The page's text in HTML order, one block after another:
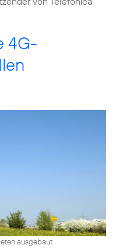
4G-
ausgebaut